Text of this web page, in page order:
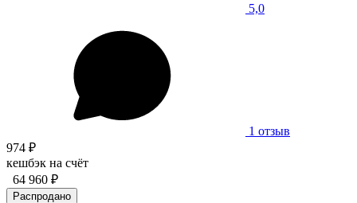
5,0
1 отзыв
974 ₽
кешбэк на счёт
64 960 ₽
Распродано